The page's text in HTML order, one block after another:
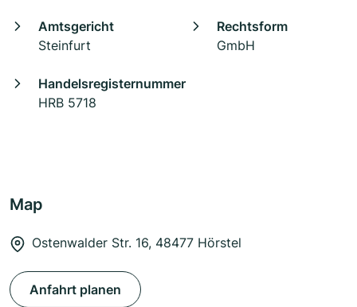
Amtsgericht
Steinfurt
Rechtsform
GmbH
Handelsregisternummer
HRB 5718
Map
Ostenwalder Str. 16, 48477 Hörstel
Anfahrt planen